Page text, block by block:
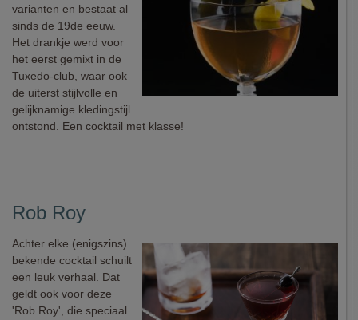
varianten en bestaat al
sinds de 19de eeuw.
Het drankje werd voor
het eerst gemixt in de
Tuxedo-club, waar ook
de uiterst stijlvolle en
gelijknamige kledingstijl
ontstond. Een cocktail met klasse!
Rob Roy
Achter elke (enigszins)
bekende cocktail schuilt
een leuk verhaal. Dat
geldt ook voor deze
'Rob Roy', die speciaal